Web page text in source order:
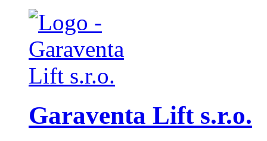
Garaventa Lift s.r.o.